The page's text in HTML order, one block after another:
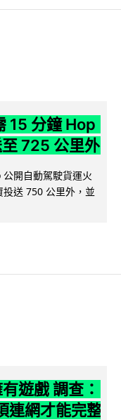
15 分鐘 Hop
725 公里外
公開自動駕駛貨運火
送 750 公里外，並
遊戲 調查：
連網才能完整